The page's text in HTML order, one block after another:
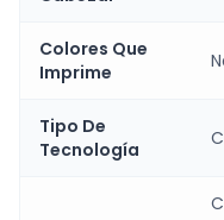
Colores Que
Imprime
Tipo De
Tecnología